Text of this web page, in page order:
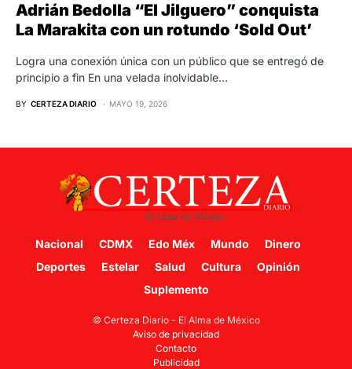
Adrián Bedolla “El Jilguero” conquista
La Marakita con un rotundo ‘Sold Out’
Logra una conexión única con un público que se entregó de
principio a fin En una velada inolvidable…
BY CERTEZA DIARIO MAYO 19, 2026
Nacional CDMX Edo Méx Mundo
Dinero
Deportes
Estelar Salud Cultura
Opinión
Suplemento
© Certeza Diario - El Alma de México
Aviso de privacidad
Contacto
Publicidad